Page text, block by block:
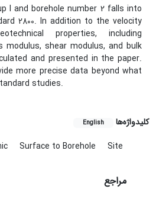
I and borehole number 2 falls into
2800. In addition to the velocity
properties, including
modulus, shear modulus, and bulk
and presented in the paper.
more precise data beyond what
studies.
کلیدواژه‌ها English
Surface to Borehole
Site
مراجع